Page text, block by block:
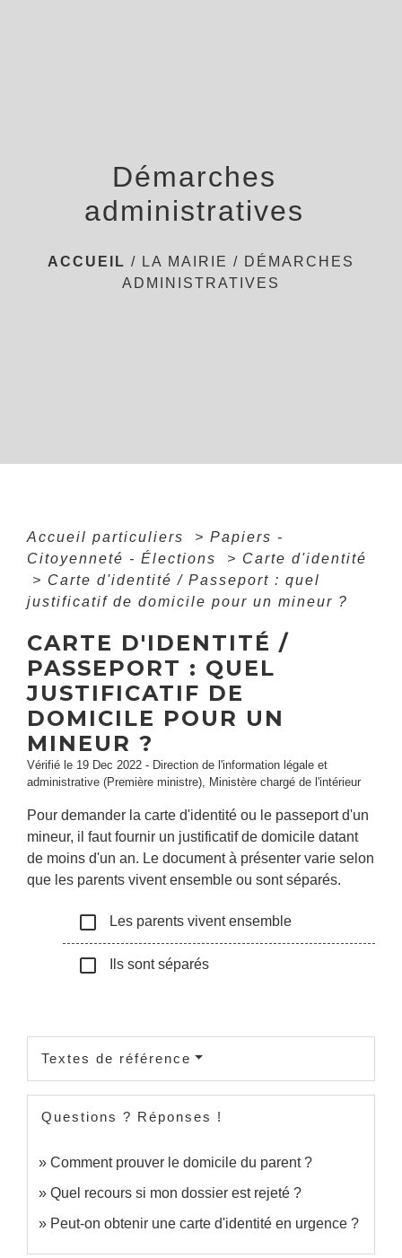
Démarches
administratives
ACCUEIL / LA MAIRIE / DÉMARCHES
ADMINISTRATIVES
Accueil particuliers > Papiers -
Citoyenneté - Élections
> Carte d'identité
> Carte d'identité / Passeport : quel
justificatif de domicile pour un mineur ?
CARTE D'IDENTITÉ /
PASSEPORT : QUEL
JUSTIFICATIF DE
DOMICILE POUR UN
MINEUR ?
Vérifié le 19 Dec 2022 - Direction de l'information légale et
administrative (Première ministre), Ministère chargé de l'intérieur
Pour demander la carte d'identité ou le passeport d'un
mineur, il faut fournir un justificatif de domicile datant
de moins d'un an. Le document à présenter varie selon
que les parents vivent ensemble ou sont séparés.
check_box_outline_blank Les parents vivent ensemble
check_box_outline_blank Ils sont séparés
Textes de référence
Questions ? Réponses !
Comment prouver le domicile du parent ?
Quel recours si mon dossier est rejeté ?
Peut-on obtenir une carte d'identité en urgence ?